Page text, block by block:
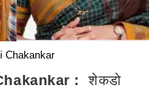
Chakankar
:शेकडो